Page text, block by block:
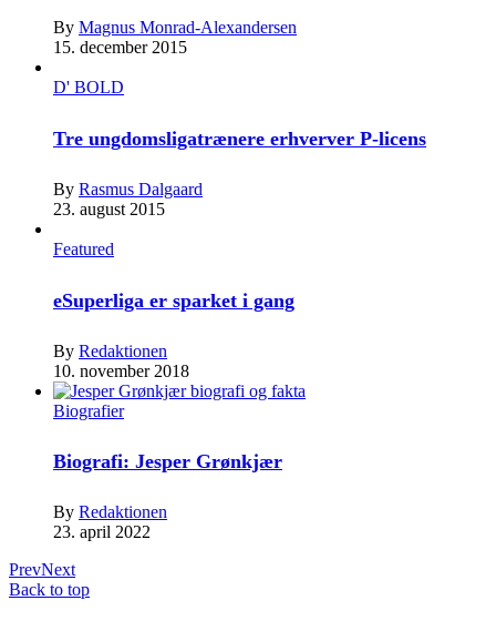
By Magnus Monrad-Alexandersen
15. december 2015
D' BOLD
Tre ungdomsligatrænere erhverver P-licens
By Rasmus Dalgaard
23. august 2015
Featured
eSuperliga er sparket i gang
By Redaktionen
10. november 2018
Biografier
Biografi: Jesper Grønkjær
By Redaktionen
23. april 2022
PrevNext
Back to top